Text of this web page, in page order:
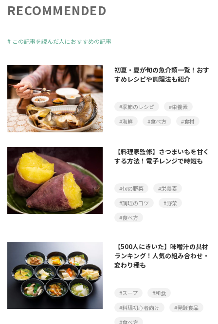
RECOMMENDED
# この記事を読んだ人におすすめの記事
初夏・夏が旬の魚介類一覧！おす
すめレシピや調理法も紹介
#季節のレシピ
#栄養素
#海鮮
#食べ方 #食材
【料理家監修】さつまいもを甘く
する方法！電子レンジで時短も
#旬の野菜
#栄養素
#調理のコツ
#野菜
#食べ方
【500人にきいた】味噌汁の具材
ランキング！人気の組み合わせ・
変わり種も
#スープ
#和食
#料理初心者向け
#発酵食品
#食べ方